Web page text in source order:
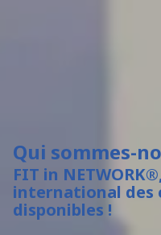
Qui sommes-
FIT in
international des
disponibles !